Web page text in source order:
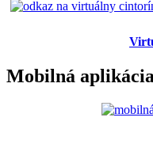
Mobilná aplikácia